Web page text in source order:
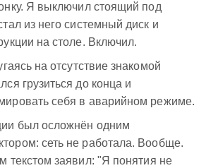
Я выключил стоящий под
из него системный диск и
на столе. Включил.
на отсутствие знакомой
грузиться до конца и
себя в аварийном режиме.
был осложнён одним
сеть не работала. Вообще.
текстом заявил: "Я понятия не